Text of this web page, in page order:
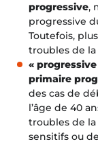
progressive,
progressive
Toutefois,
troubles de la
« progressive
primaire
des cas de
l’âge de 40
troubles de la
sensitifs ou